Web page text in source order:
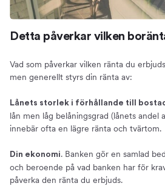
Detta påverkar vilken
Vad som påverkar vilken ränta du
men generellt styrs din ränta av:
Lånets storlek i förhållande till
lån men låg belåningsgrad (lånets andel
innebär ofta en lägre ränta och tvärtom.
Din ekonomi. Banken gör en samlad
och beroende på vad banken har för
påverka den ränta du erbjuds.